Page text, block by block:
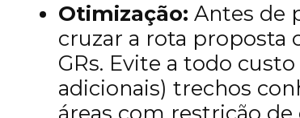
Otimização: Antes de
cruzar a rota proposta
GRs. Evite a todo
adicionais) trechos
áreas com restrição